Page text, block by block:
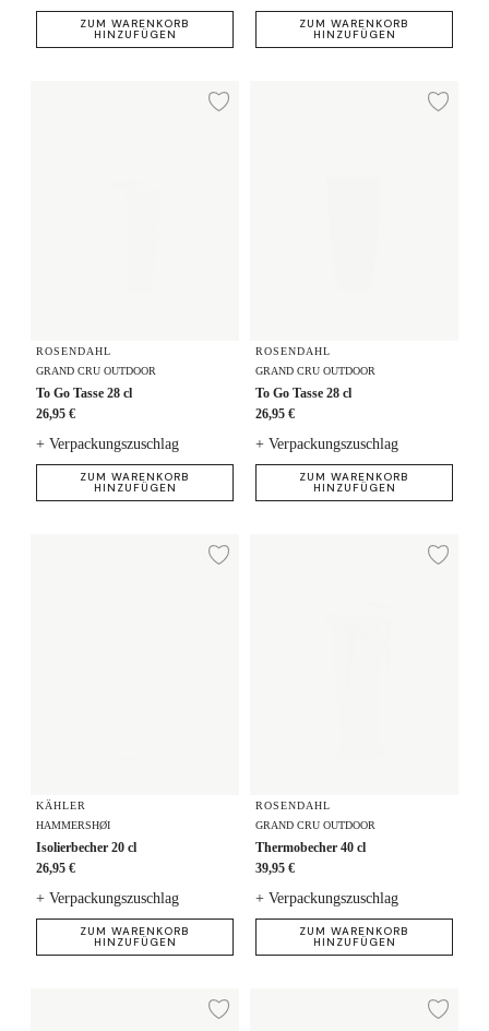
ZUM WARENKORB
HINZUFÜGEN
ZUM WARENKORB
HINZUFÜGEN
Zur Wunschliste
ROSENDAHL
GRAND CRU OUTDOOR
To Go Tasse 28 cl
26,95 €
+ Verpackungszuschlag
ZUM WARENKORB
HINZUFÜGEN
ROSENDAHL
GRAND CRU OUTDOOR
To Go Tasse 28 cl
26,95 €
+ Verpackungszuschlag
ZUM WARENKORB
HINZUFÜGEN
Zur Wunschliste
KÄHLER
HAMMERSHØI
Isolierbecher 20 cl
26,95 €
+ Verpackungszuschlag
ZUM WARENKORB
HINZUFÜGEN
ROSENDAHL
GRAND CRU OUTDOOR
Thermobecher 40 cl
39,95 €
+ Verpackungszuschlag
ZUM WARENKORB
HINZUFÜGEN
Zur Wunschliste